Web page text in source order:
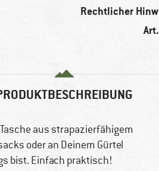
Rechtlicher
aus strapazierfähigem
oder an Deinem Gürtel
bist. Einfach praktisch!